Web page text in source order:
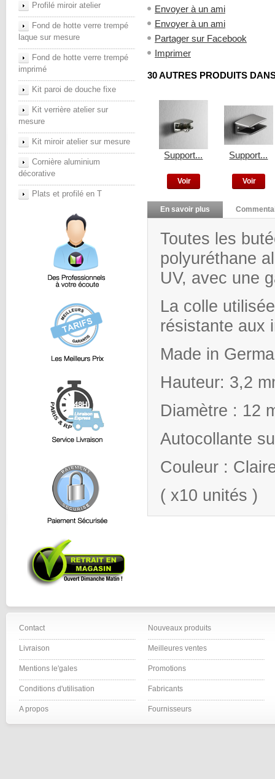
Profilé miroir atelier
Fond de hotte verre trempé
laque sur mesure
Fond de hotte verre trempé
imprimé
Kit paroi de douche fixe
Kit verrière atelier sur
mesure
Kit miroir atelier sur mesure
Cornière aluminium
décorative
Plats et profilé en T
Envoyer à un ami
Envoyer à un ami
Partager sur Facebook
Imprimer
30 AUTRES PRODUITS
Support...
Voir
Support...
Voir
En savoir plus
Toutes les
polyuréthane
UV, avec une
La colle
résistante aux
Made in
Hauteur: 3,2
Diamètre : 12
Autocollante
Couleur :
( x10 unités )
Contact
Livraison
Mentions le'gales
Conditions d'utilisation
A propos
Nouveaux produits
Meilleures ventes
Promotions
Fabricants
Fournisseurs